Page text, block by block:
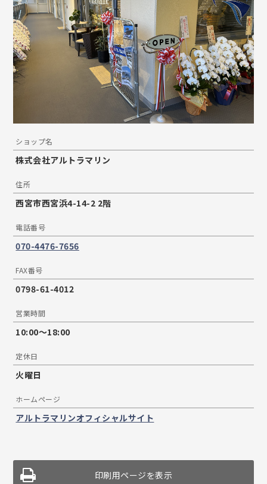
ショップ名
株式会社アルトラマリン
住所
西宮市西宮浜4-14-2 2階
電話番号
070-4476-7656
FAX番号
0798-61-4012
営業時間
10:00〜18:00
定休日
火曜日
ホームページ
アルトラマリンオフィシャルサイト
印刷用ページを表示